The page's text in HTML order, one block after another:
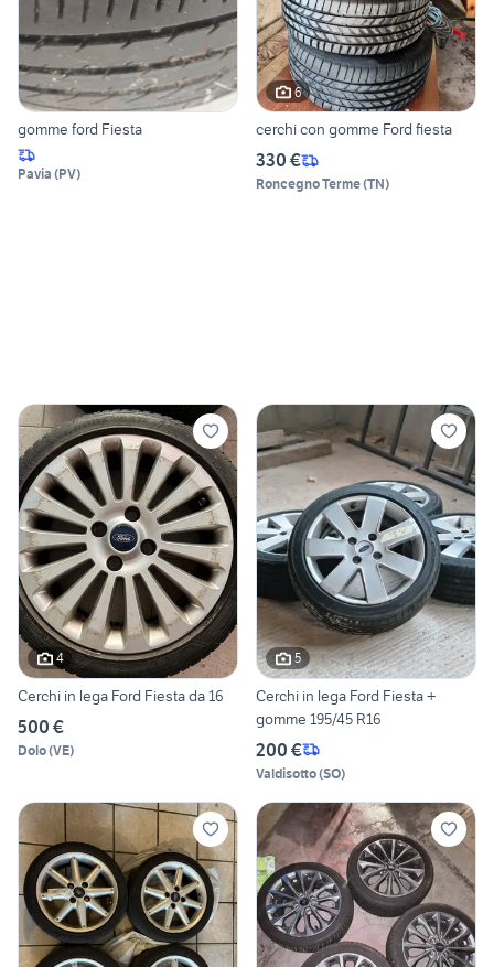
gomme ford Fiesta
Pavia (PV)
6
cerchi con gomme Ford fiesta
330 €
Roncegno Terme(TN)
4
Cerchi in lega Ford Fiesta da 16
500 €
Dolo(VE)
5
Cerchi in lega Ford Fiesta +
gomme 195/45 R16
200 €
Valdisotto(SO)